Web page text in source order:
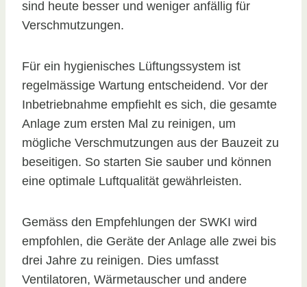
sind heute besser und weniger anfällig für
Verschmutzungen.
Für ein hygienisches Lüftungssystem ist
regelmässige Wartung entscheidend. Vor der
Inbetriebnahme empfiehlt es sich, die gesamte
Anlage zum ersten Mal zu reinigen, um
mögliche Verschmutzungen aus der Bauzeit zu
beseitigen. So starten Sie sauber und können
eine optimale Luftqualität gewährleisten.
Gemäss den Empfehlungen der SWKI wird
empfohlen, die Geräte der Anlage alle zwei bis
drei Jahre zu reinigen. Dies umfasst
Ventilatoren, Wärmetauscher und andere